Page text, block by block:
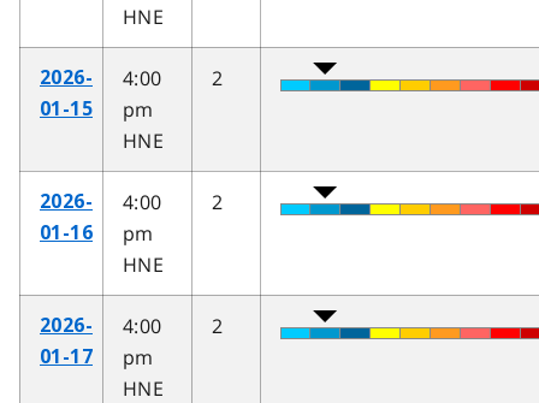
HNE
2026-
01-15
4:00
pm
HNE
2
2026-
01-16
4:00
pm
HNE
2
2026-
01-17
4:00
pm
HNE
2